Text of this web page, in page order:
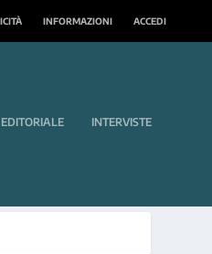
INFORMAZIONI ACCEDI
EDITORIALE INTERVISTE